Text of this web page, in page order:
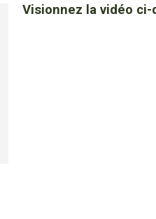
Visionnez la vidéo ci-